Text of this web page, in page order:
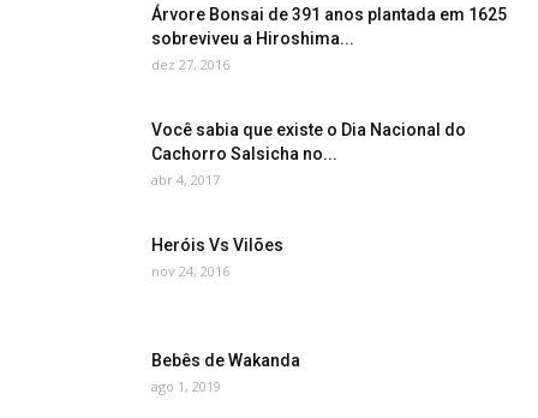
Árvore Bonsai de 391 anos plantada em 1625
sobreviveu a Hiroshima...
dez 27, 2016
Você sabia que existe o Dia Nacional do
Cachorro Salsicha no...
abr 4, 2017
Heróis Vs Vilões
nov 24, 2016
Bebês de Wakanda
ago 1, 2019